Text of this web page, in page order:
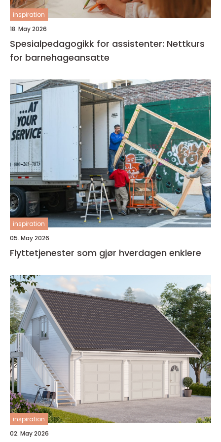
inspiration
18. May 2026
Spesialpedagogikk for assistenter: Nettkurs
for barnehageansatte
inspiration
05. May 2026
Flyttetjenester som gjør hverdagen enklere
inspiration
02. May 2026